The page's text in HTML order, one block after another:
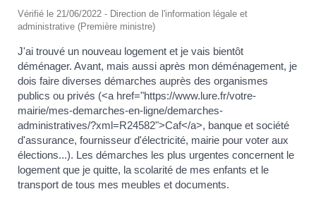
Vérifié le 21/06/2022 - Direction de l'information légale et
administrative (Première ministre)
J'ai trouvé un nouveau logement et je vais bientôt
déménager. Avant, mais aussi après mon déménagement, je
dois faire diverses démarches auprès des organismes
publics ou privés (<a href="https://www.lure.fr/votre-
mairie/mes-demarches-en-ligne/demarches-
administratives/?xml=R24582">Caf</a>, banque et société
d'assurance, fournisseur d'électricité, mairie pour voter aux
élections...). Les démarches les plus urgentes concernent le
logement que je quitte, la scolarité de mes enfants et le
transport de tous mes meubles et documents.